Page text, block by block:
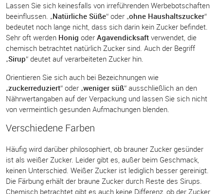
Lassen Sie sich keinesfalls von irreführenden Werbebotschaften
beeinflussen. „Natürliche Süße“ oder „ohne Haushaltszucker“
bedeutet noch lange nicht, dass sich darin kein Zucker befindet.
Sehr oft werden Honig oder Agavendicksaft verwendet, die
chemisch betrachtet natürlich Zucker sind. Auch der Begriff
„Sirup“ deutet auf verarbeiteten Zucker hin.
Orientieren Sie sich auch bei Bezeichnungen wie
„zuckerreduziert“ oder „weniger süß“ ausschließlich an den
Nährwertangaben auf der Verpackung und lassen Sie sich nicht
von vermeintlich gesunden Aufmachungen blenden.
Verschiedene Farben
Häufig wird darüber philosophiert, ob brauner Zucker gesünder
ist als weißer Zucker. Leider gibt es, außer beim Geschmack,
keinen Unterschied. Weißer Zucker ist lediglich besser gereinigt.
Die Färbung erhält der braune Zucker durch Reste des Sirups.
Chemisch betrachtet gibt es auch keine Differenz, ob der Zucker